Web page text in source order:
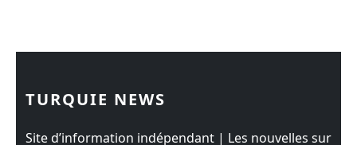
TURQUIE NEWS
Site d’information indépendant | Les nouvelles sur